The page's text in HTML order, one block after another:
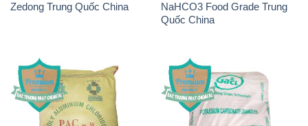
Zedong Trung Quốc China
NaHCO3 Food Grade Trung
Quốc China